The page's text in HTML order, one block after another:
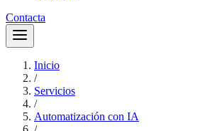
Contacta
Inicio
/
Servicios
/
Automatización con IA